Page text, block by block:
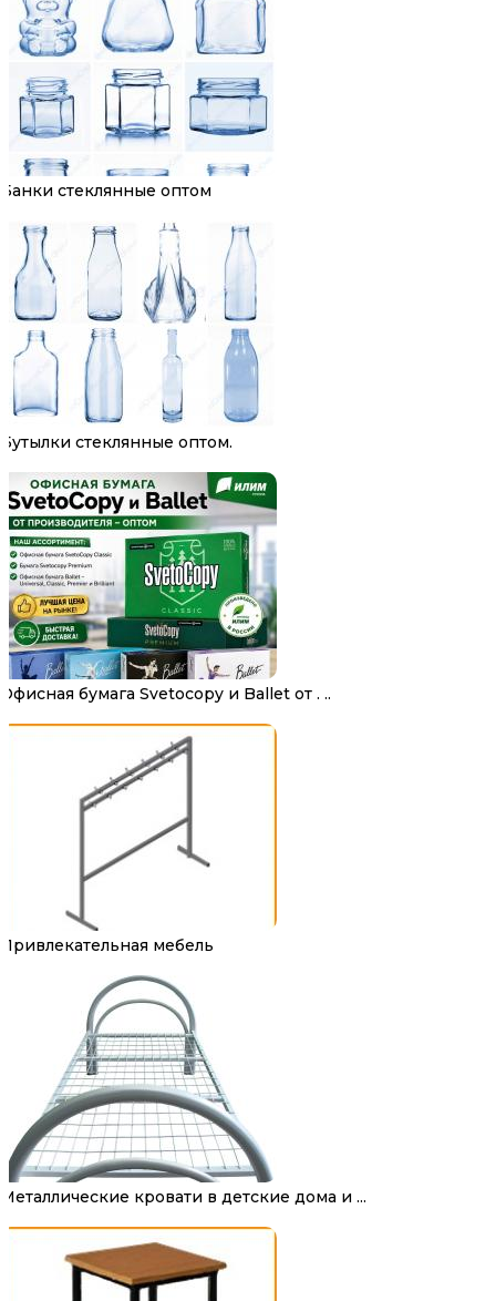
Банки стеклянные оптом
Бутылки стеклянные оптом.
Офисная бумага Svetocopy и Ballet от . ..
Привлекательная мебель
Металлические кровати в детские дома и ...